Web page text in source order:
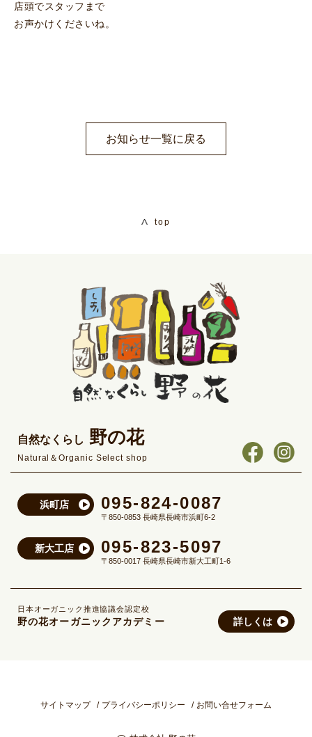
店頭でスタッフまで
お声かけくださいね。
お知らせ一覧に戻る
top
自然なくらし 野の花
Natural＆Organic Select shop
浜町店 095-824-0087
〒850-0853 長崎県長崎市浜町6-2
新大工店 095-823-5097
〒850-0017 長崎県長崎市新大工町1-6
日本オーガニック推進協議会認定校
野の花オーガニックアカデミー 詳しくは
サイトマップ プライバシーポリシー お問い合せフォーム